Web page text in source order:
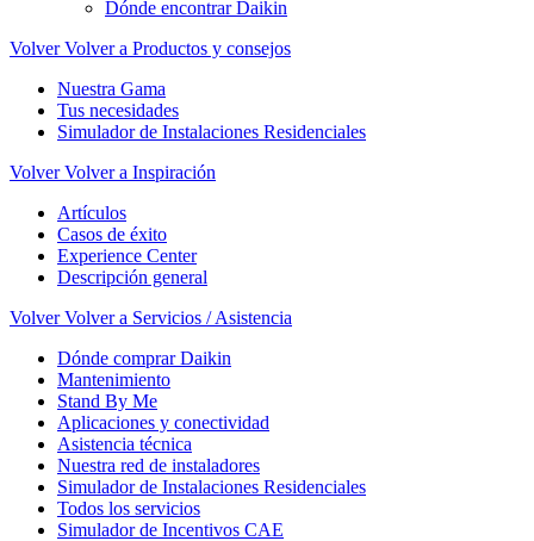
Dónde encontrar Daikin
Volver Volver a Productos y consejos
Nuestra Gama
Tus necesidades
Simulador de Instalaciones Residenciales
Volver Volver a Inspiración
Artículos
Casos de éxito
Experience Center
Descripción general
Volver Volver a Servicios / Asistencia
Dónde comprar Daikin
Mantenimiento
Stand By Me
Aplicaciones y conectividad
Asistencia técnica
Nuestra red de instaladores
Simulador de Instalaciones Residenciales
Todos los servicios
Simulador de Incentivos CAE